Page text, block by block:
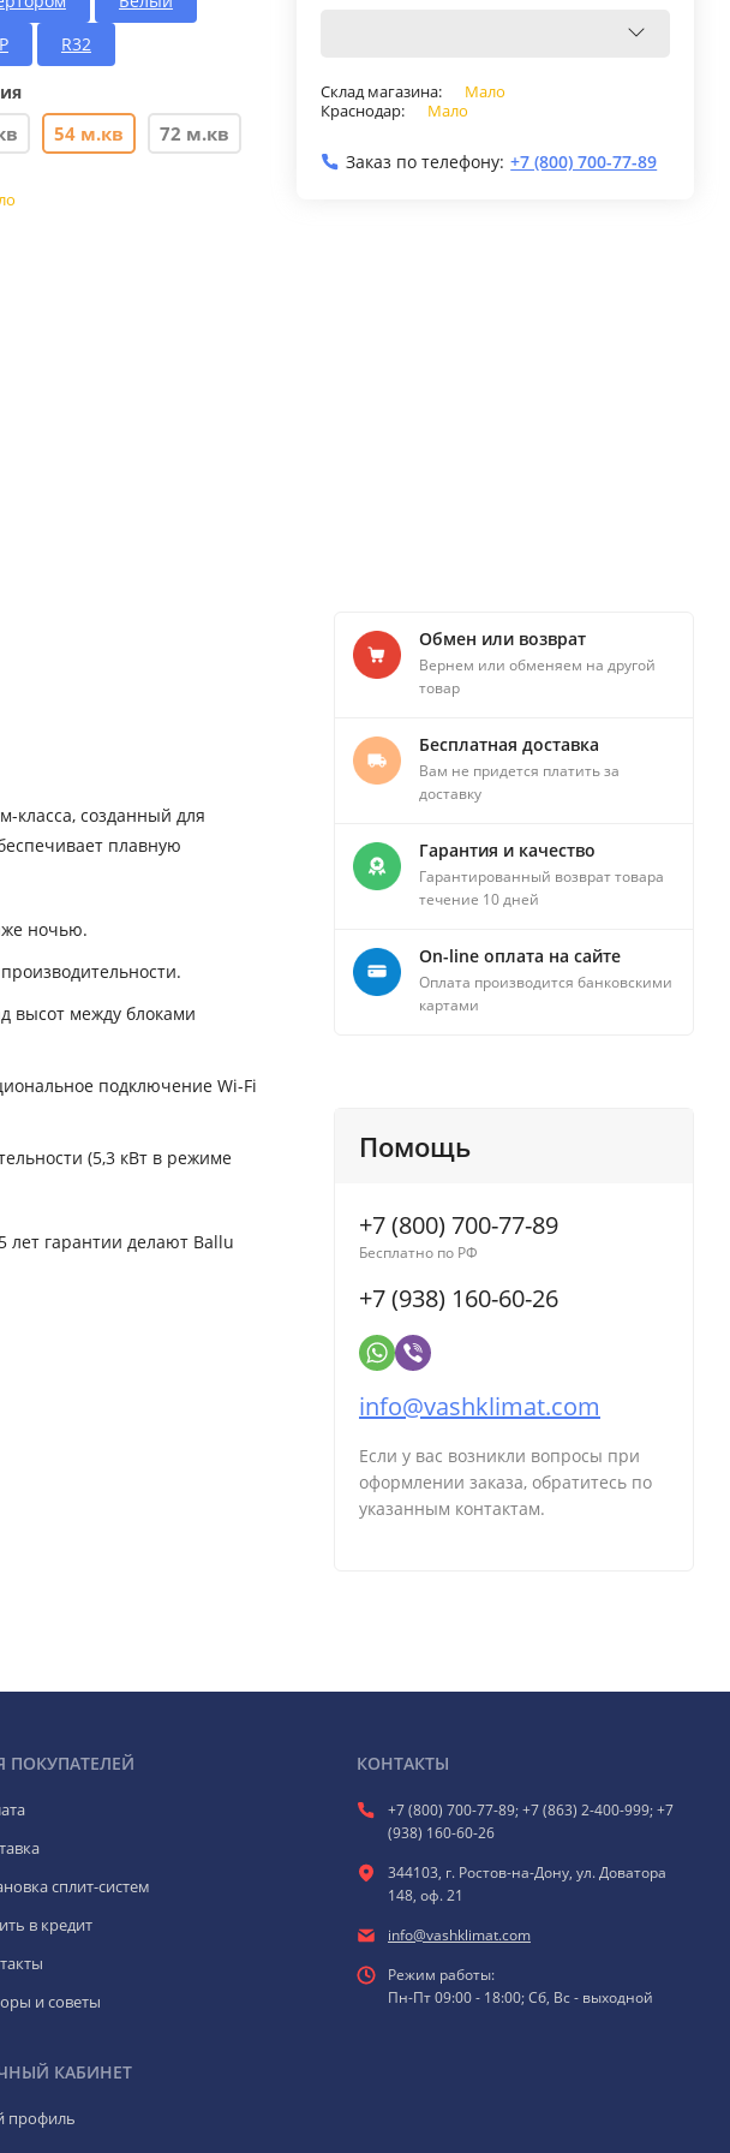
R32
54 м.кв 72 м.кв
Склад магазина:
Мало
Краснодар:
Мало
Заказ по телефону: +7 (800) 700-77-89
класса, созданный для
плавную
ночью.
высот между блоками
подключение Wi-Fi
(5,3 кВт в режиме
лет гарантии делают Ballu
Обмен или возврат
Вернем или обменяем на другой
товар
Бесплатная доставка
Вам не придется платить за
доставку
Гарантия и качество
Гарантированный возврат товара
течение 10 дней
On-line оплата на сайте
Оплата производится банковскими
картами
Помощь
+7 (800) 700-77-89
Бесплатно по РФ
+7 (938) 160-60-26
info@vashklimat.com
Если у вас возникли вопросы при
оформлении заказа, обратитесь по
указанным контактам.
ПОКУПАТЕЛЕЙ
сплит-систем
в кредит
и советы
КАБИНЕТ
профиль
КОНТАКТЫ
+7 (800) 700-77-89; +7 (863) 2-400-999; +7
(938) 160-60-26
344103, г. Ростов-на-Дону, ул. Доватора
148, оф. 21
info@vashklimat.com
Режим работы:
Пн-Пт 09:00 - 18:00; Сб, Вс - выходной